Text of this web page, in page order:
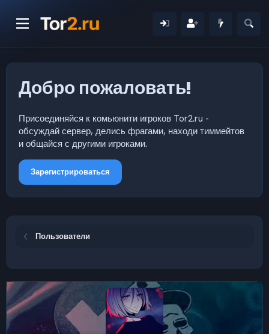
Добро пожаловать!
Присоединяйся к комьюнити игроков Tor2.ru -
обсуждай сервер, делись фрагами, находи тиммейтов
и общайся с другими игроками.
Зарегистрироваться
Пользователи